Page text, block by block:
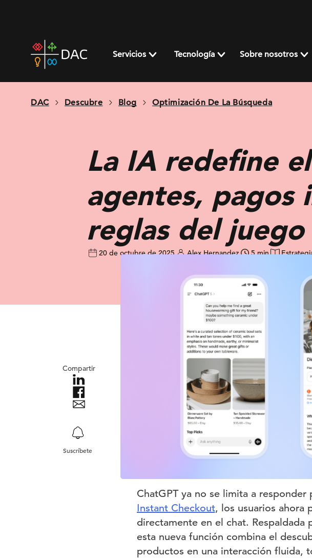
home
page
Servicios Tecnología Sobre nosotros
DAC Descubre Blog Optimización De La Búsqueda
La IA redefine
agentes, pagos
reglas del juego
20 de octubre de 2025 Alex Hernandez 5 min
Compartir
Suscríbete
ChatGPT ya no se limita a
Instant Checkout, los usuarios ahora
directamente en el chat. Respaldada
esta nueva función combina el
productos en una interacción fluida,